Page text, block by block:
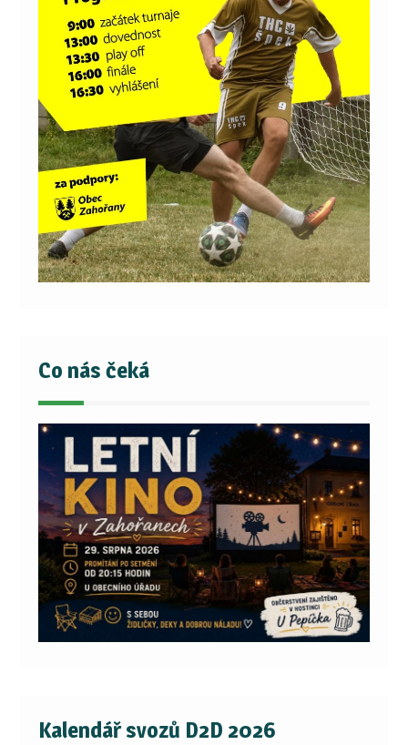
Co nás čeká
Kalendář svozů D2D 2026